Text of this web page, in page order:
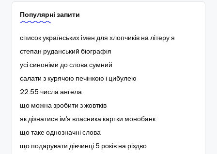
Популярні запити
список українських імен для хлопчиків на літеру я
степан руданський біографія
усі синоніми до слова сумний
салати з курячою печінкою і цибулею
22:55 числа ангела
що можна зробити з жовтків
як дізнатися ім'я власника картки монобанк
що таке однозначні слова
що подарувати дівчинці 5 років на різдво